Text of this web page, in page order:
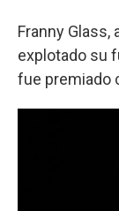
Franny Glass,
explotado su
fue premiado